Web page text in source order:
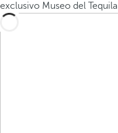
exclusivo Museo del Tequila